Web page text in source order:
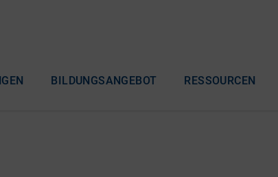
BILDUNGSANGEBOT RESSOURCEN